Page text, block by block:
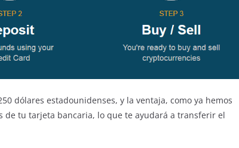
dólares estadounidenses, y la ventaja, como ya hemos
de tu tarjeta bancaria, lo que te ayudará a transferir el